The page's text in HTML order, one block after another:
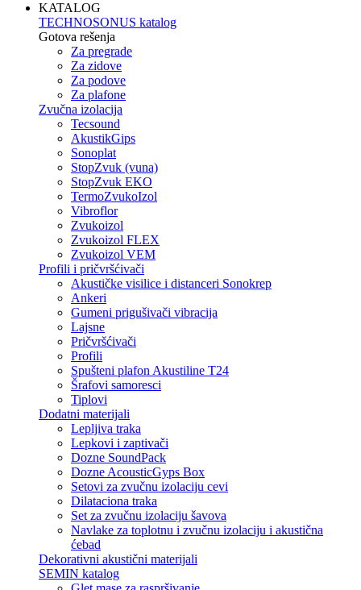
KATALOG
TECHNOSONUS katalog
Gotova rešenja
Za pregrade
Za zidove
Za podove
Za plafone
Zvučna izolacija
Tecsound
AkustikGips
Sonoplat
StopZvuk (vuna)
StopZvuk EKO
TermoZvukoIzol
Vibroflor
Zvukoizol
Zvukoizol FLEX
Zvukoizol VEM
Profili i pričvršćivači
Akustičke visilice i distanceri Sonokrep
Ankeri
Gumeni prigušivači vibracija
Lajsne
Pričvršćivači
Profili
Spušteni plafon Akustiline T24
Šrafovi samoresci
Tiplovi
Dodatni materijali
Lepljiva traka
Lepkovi i zaptivači
Dozne SoundPack
Dozne AcousticGyps Box
Setovi za zvučnu izolaciju cevi
Dilataciona traka
Set za zvučnu izolaciju šavova
Navlake za toplotnu i zvučnu izolaciju i akustična
ćebad
Dekorativni akustični materijali
SEMIN katalog